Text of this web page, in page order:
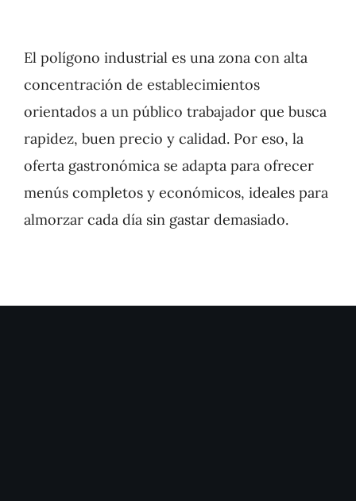
El polígono industrial es una zona con alta
concentración de establecimientos
orientados a un público trabajador que busca
rapidez, buen precio y calidad. Por eso, la
oferta gastronómica se adapta para ofrecer
menús completos y económicos, ideales para
almorzar cada día sin gastar demasiado.